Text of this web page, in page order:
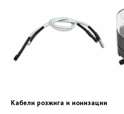
Кабели розжига и ионизации